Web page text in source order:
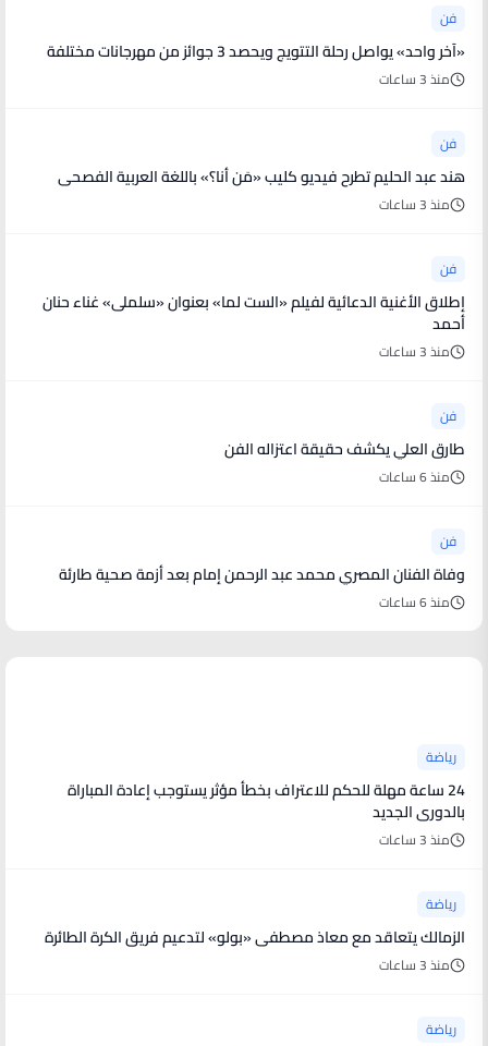
فن
«آخر واحد» يواصل رحلة التتويج ويحصد 3 جوائز من مهرجانات مختلفة
منذ 3 ساعات
فن
هند عبد الحليم تطرح فيديو كليب «مَن أنا؟» باللغة العربية الفصحى
منذ 3 ساعات
فن
إطلاق الأغنية الدعائية لفيلم «الست لما» بعنوان «سلملى» غناء حنان
أحمد
منذ 3 ساعات
فن
طارق العلي يكشف حقيقة اعتزاله الفن
منذ 6 ساعات
فن
وفاة الفنان المصري محمد عبد الرحمن إمام بعد أزمة صحية طارئة
منذ 6 ساعات
رياضة
24 ساعة مهلة للحكم للاعتراف بخطأ مؤثر يستوجب إعادة المباراة
بالدورى الجديد
منذ 3 ساعات
رياضة
الزمالك يتعاقد مع معاذ مصطفى «بولو» لتدعيم فريق الكرة الطائرة
منذ 3 ساعات
رياضة